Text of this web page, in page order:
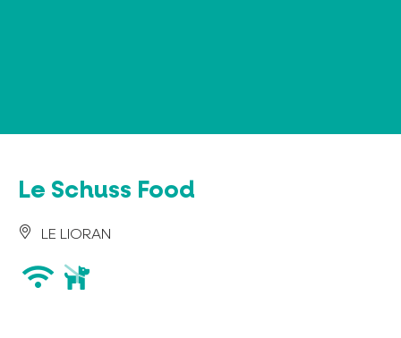
Le Schuss Food
LE LIORAN
wifi